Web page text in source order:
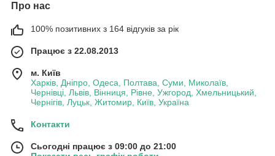
Про нас
100% позитивних з 164 відгуків за рік
Працює з 22.08.2013
м. Київ
Харків, Дніпро, Одеса, Полтава, Суми, Миколаїв,
Чернівці, Львів, Вінниця, Рівне, Ужгород, Хмельницький,
Чернігів, Луцьк, Житомир, Київ, Україна
Контакти
Сьогодні працює з 09:00 до 21:00